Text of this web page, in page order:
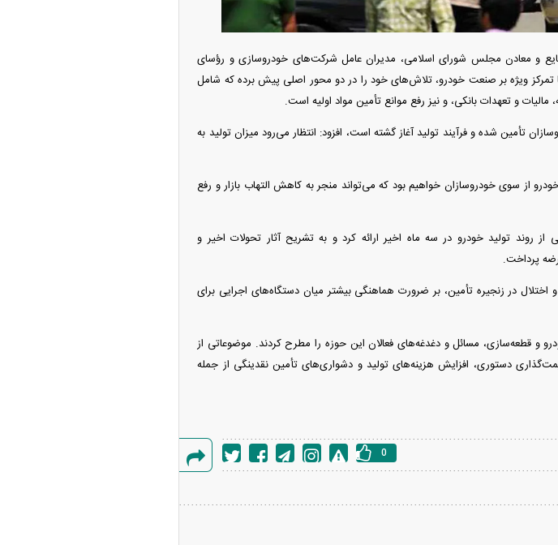
و معادن مجلس شورای اسلامی، مدیران عامل شرکت‌های خودروسازی و رؤسای
ویژه بر صنعت خودرو، تلاش‌های خود را در دو محور اصلی پیش برده که شامل
و تعهدات بانکی، و نیز رفع موانع تأمین مواد اولیه است.
تأمین شده و فرآیند تولید آغاز گشته است، افزود: انتظار می‌رود میزان تولید به
از سوی خودروسازان خواهیم بود که می‌تواند منجر به کاهش التهاب بازار و رفع
روند تولید خودرو در سه ماه اخیر ارائه کرد و به تشریح آثار تحولات اخیر و
پرداخت.
در زنجیره تأمین، بر ضرورت هماهنگی بیشتر میان دستگاه‌های اجرایی برای
قطعه‌سازی، مسائل و دغدغه‌های فعالان این حوزه را مطرح کردند. موضوعاتی از
دستوری، افزایش هزینه‌های تولید و دشواری‌های تأمین نقدینگی از جمله
گزارش
0
به اروپا؛ آیا
نجات پیدا می‌کنند؟
واردات خودرو از منطقه آزاد تهران؛ مناظره
داغی که بازار خودرو را تحت تأثیر قرار داد